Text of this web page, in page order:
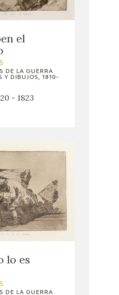
el
DE LA GUERRA
Y DIBUJOS, 1810-
- 1823
lo es
DE LA GUERRA